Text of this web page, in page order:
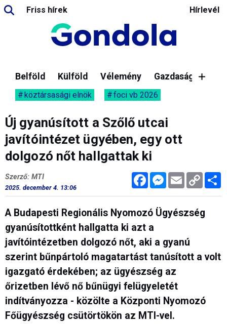
Friss hírek Hírlevél
Belföld Külföld Vélemény Gazdaság
köztársasági elnök foci vb 2026
Új gyanúsított a Szőlő utcai
javítóintézet ügyében, egy ott
dolgozó nőt hallgattak ki
FacebookMessenger
Email Copy
Link
Szerző: MTI
2025. december 4. 13:06
A Budapesti Regionális Nyomozó Ügyészség
gyanúsítottként hallgatta ki azt a
javítóintézetben dolgozó nőt, aki a gyanú
szerint bűnpártoló magatartást tanúsított a volt
igazgató érdekében; az ügyészség az
őrizetben lévő nő bűnügyi felügyeletét
indítványozza - közölte a Központi Nyomozó
Főügyészség csütörtökön az MTI-vel.